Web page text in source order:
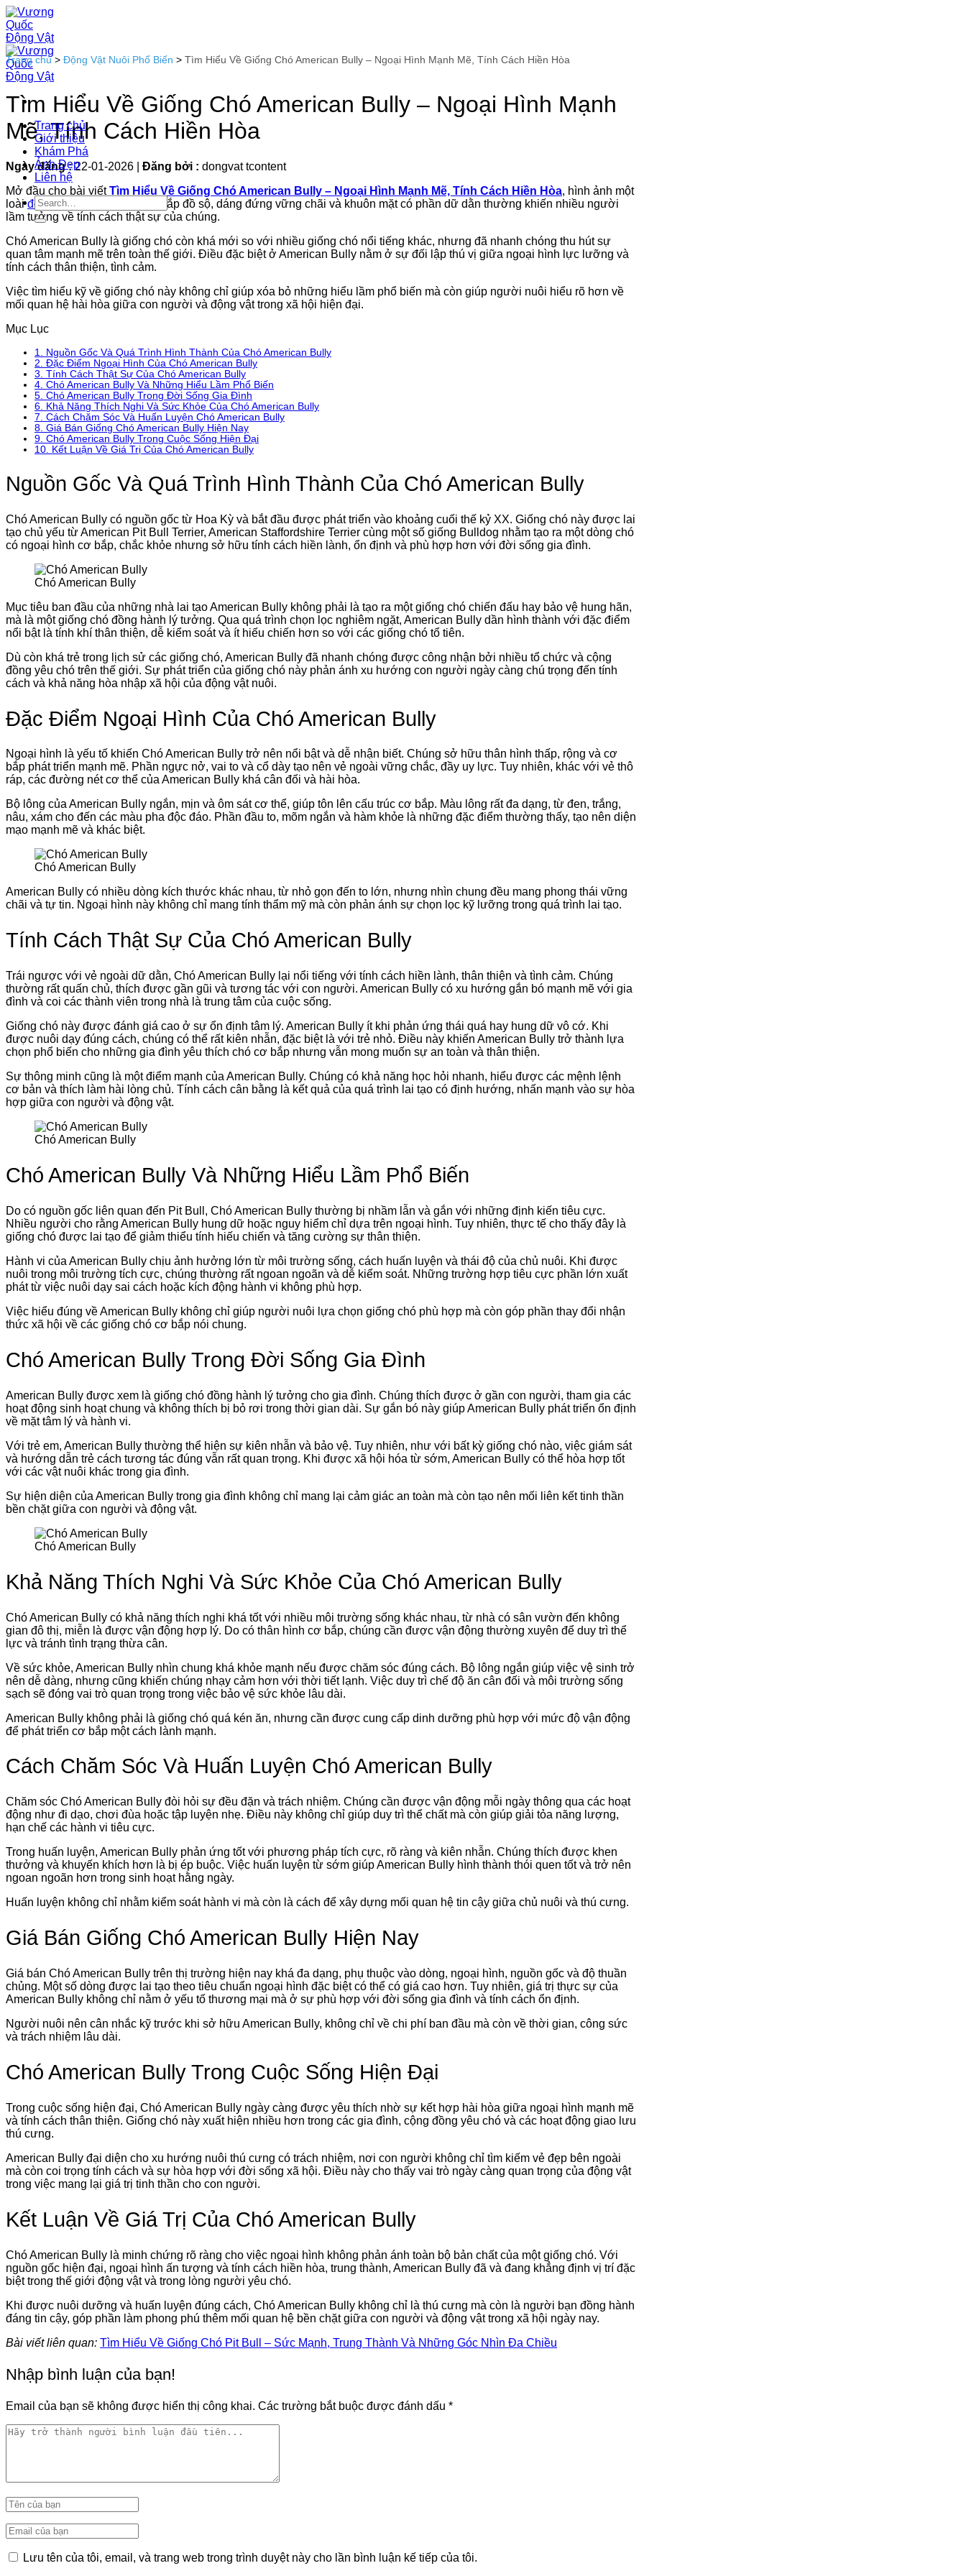
Bỏ
qua
nội
dung
Trang chủ
Giới thiệu
Khám Phá
Ảnh Đẹp
Liên hệ
Trang chủ> Động Vật Nuôi Phổ Biến > Tìm Hiểu Về Giống Chó American Bully – Ngoại Hình Mạnh Mẽ, Tính Cách Hiền Hòa
Tìm Hiểu Về Giống Chó American Bully – Ngoại Hình Mạnh
Mẽ, Tính Cách Hiền Hòa
Ngày đăng :22-01-2026 Đăng bởi : dongvat tcontent
Mở đầu cho bài viếtTìm Hiểu Về Giống Chó American Bully – Ngoại Hình Mạnh Mẽ, Tính Cách Hiền Hòa, hình ảnh một
loàiđộng vậtvới thân hình cơ bắp đồ sộ, dáng đứng vững chãi và khuôn mặt có phần dữ dằn thường khiến nhiều người
lầm tưởng về tính cách thật sự của chúng.
Chó American Bully là giống chó còn khá mới so với nhiều giống chó nổi tiếng khác, nhưng đã nhanh chóng thu hút sự
quan tâm mạnh mẽ trên toàn thế giới. Điều đặc biệt ở American Bully nằm ở sự đối lập thú vị giữa ngoại hình lực lưỡng và
tính cách thân thiện, tình cảm.
Việc tìm hiểu kỹ về giống chó này không chỉ giúp xóa bỏ những hiểu lầm phổ biến mà còn giúp người nuôi hiểu rõ hơn về
mối quan hệ hài hòa giữa con người và động vật trong xã hội hiện đại.
Mục Lục
1.
Nguồn Gốc Và Quá Trình Hình Thành Của Chó American Bully
2. Đặc Điểm Ngoại Hình Của Chó American Bully
3. Tính Cách Thật Sự Của Chó American Bully
4. Chó American Bully Và Những Hiểu Lầm Phổ Biến
5. Chó American Bully Trong Đời Sống Gia Đình
6.
Khả Năng Thích Nghi Và Sức Khỏe Của Chó American Bully
7. Cách Chăm Sóc Và Huấn Luyện Chó American Bully
8. Giá Bán Giống Chó American Bully Hiện Nay
9. Chó American Bully Trong Cuộc Sống Hiện Đại
10.
Kết Luận Về Giá Trị Của Chó American Bully
Nguồn Gốc Và Quá Trình Hình Thành Của Chó American Bully
Chó American Bully có nguồn gốc từ Hoa Kỳ và bắt đầu được phát triển vào khoảng cuối thế kỷ XX. Giống chó này được lai
tạo chủ yếu từ American Pit Bull Terrier, American Staffordshire Terrier cùng một số giống Bulldog nhằm tạo ra một dòng chó
có ngoại hình cơ bắp, chắc khỏe nhưng sở hữu tính cách hiền lành, ổn định và phù hợp hơn với đời sống gia đình.
Chó American Bully
Mục tiêu ban đầu của những nhà lai tạo American Bully không phải là tạo ra một giống chó chiến đấu hay bảo vệ hung hãn,
mà là một giống chó đồng hành lý tưởng. Qua quá trình chọn lọc nghiêm ngặt, American Bully dần hình thành với đặc điểm
nổi bật là tính khí thân thiện, dễ kiểm soát và ít hiếu chiến hơn so với các giống chó tổ tiên.
Dù còn khá trẻ trong lịch sử các giống chó, American Bully đã nhanh chóng được công nhận bởi nhiều tổ chức và cộng
đồng yêu chó trên thế giới. Sự phát triển của giống chó này phản ánh xu hướng con người ngày càng chú trọng đến tính
cách và khả năng hòa nhập xã hội của động vật nuôi.
Đặc Điểm Ngoại Hình Của Chó American Bully
Ngoại hình là yếu tố khiến Chó American Bully trở nên nổi bật và dễ nhận biết. Chúng sở hữu thân hình thấp, rộng và cơ
bắp phát triển mạnh mẽ. Phần ngực nở, vai to và cổ dày tạo nên vẻ ngoài vững chắc, đầy uy lực. Tuy nhiên, khác với vẻ thô
ráp, các đường nét cơ thể của American Bully khá cân đối và hài hòa.
Bộ lông của American Bully ngắn, mịn và ôm sát cơ thể, giúp tôn lên cấu trúc cơ bắp. Màu lông rất đa dạng, từ đen, trắng,
nâu, xám cho đến các màu pha độc đáo. Phần đầu to, mõm ngắn và hàm khỏe là những đặc điểm thường thấy, tạo nên diện
mạo mạnh mẽ và khác biệt.
Chó American Bully
American Bully có nhiều dòng kích thước khác nhau, từ nhỏ gọn đến to lớn, nhưng nhìn chung đều mang phong thái vững
chãi và tự tin. Ngoại hình này không chỉ mang tính thẩm mỹ mà còn phản ánh sự chọn lọc kỹ lưỡng trong quá trình lai tạo.
Tính Cách Thật Sự Của Chó American Bully
Trái ngược với vẻ ngoài dữ dằn, Chó American Bully lại nổi tiếng với tính cách hiền lành, thân thiện và tình cảm. Chúng
thường rất quấn chủ, thích được gần gũi và tương tác với con người. American Bully có xu hướng gắn bó mạnh mẽ với gia
đình và coi các thành viên trong nhà là trung tâm của cuộc sống.
Giống chó này được đánh giá cao ở sự ổn định tâm lý. American Bully ít khi phản ứng thái quá hay hung dữ vô cớ. Khi
được nuôi dạy đúng cách, chúng có thể rất kiên nhẫn, đặc biệt là với trẻ nhỏ. Điều này khiến American Bully trở thành lựa
chọn phổ biến cho những gia đình yêu thích chó cơ bắp nhưng vẫn mong muốn sự an toàn và thân thiện.
Sự thông minh cũng là một điểm mạnh của American Bully. Chúng có khả năng học hỏi nhanh, hiểu được các mệnh lệnh
cơ bản và thích làm hài lòng chủ. Tính cách cân bằng là kết quả của quá trình lai tạo có định hướng, nhấn mạnh vào sự hòa
hợp giữa con người và động vật.
Chó American Bully
Chó American Bully Và Những Hiểu Lầm Phổ Biến
Do có nguồn gốc liên quan đến Pit Bull, Chó American Bully thường bị nhầm lẫn và gắn với những định kiến tiêu cực.
Nhiều người cho rằng American Bully hung dữ hoặc nguy hiểm chỉ dựa trên ngoại hình. Tuy nhiên, thực tế cho thấy đây là
giống chó được lai tạo để giảm thiểu tính hiếu chiến và tăng cường sự thân thiện.
Hành vi của American Bully chịu ảnh hưởng lớn từ môi trường sống, cách huấn luyện và thái độ của chủ nuôi. Khi được
nuôi trong môi trường tích cực, chúng thường rất ngoan ngoãn và dễ kiểm soát. Những trường hợp tiêu cực phần lớn xuất
phát từ việc nuôi dạy sai cách hoặc kích động hành vi không phù hợp.
Việc hiểu đúng về American Bully không chỉ giúp người nuôi lựa chọn giống chó phù hợp mà còn góp phần thay đổi nhận
thức xã hội về các giống chó cơ bắp nói chung.
Chó American Bully Trong Đời Sống Gia Đình
American Bully được xem là giống chó đồng hành lý tưởng cho gia đình. Chúng thích được ở gần con người, tham gia các
hoạt động sinh hoạt chung và không thích bị bỏ rơi trong thời gian dài. Sự gắn bó này giúp American Bully phát triển ổn định
về mặt tâm lý và hành vi.
Với trẻ em, American Bully thường thể hiện sự kiên nhẫn và bảo vệ. Tuy nhiên, như với bất kỳ giống chó nào, việc giám sát
và hướng dẫn trẻ cách tương tác đúng vẫn rất quan trọng. Khi được xã hội hóa từ sớm, American Bully có thể hòa hợp tốt
với các vật nuôi khác trong gia đình.
Sự hiện diện của American Bully trong gia đình không chỉ mang lại cảm giác an toàn mà còn tạo nên mối liên kết tinh thần
bền chặt giữa con người và động vật.
Chó American Bully
Khả Năng Thích Nghi Và Sức Khỏe Của Chó American Bully
Chó American Bully có khả năng thích nghi khá tốt với nhiều môi trường sống khác nhau, từ nhà có sân vườn đến không
gian đô thị, miễn là được vận động hợp lý. Do có thân hình cơ bắp, chúng cần được vận động thường xuyên để duy trì thể
lực và tránh tình trạng thừa cân.
Về sức khỏe, American Bully nhìn chung khá khỏe mạnh nếu được chăm sóc đúng cách. Bộ lông ngắn giúp việc vệ sinh trở
nên dễ dàng, nhưng cũng khiến chúng nhạy cảm hơn với thời tiết lạnh. Việc duy trì chế độ ăn cân đối và môi trường sống
sạch sẽ đóng vai trò quan trọng trong việc bảo vệ sức khỏe lâu dài.
American Bully không phải là giống chó quá kén ăn, nhưng cần được cung cấp dinh dưỡng phù hợp với mức độ vận động
để phát triển cơ bắp một cách lành mạnh.
Cách Chăm Sóc Và Huấn Luyện Chó American Bully
Chăm sóc Chó American Bully đòi hỏi sự đều đặn và trách nhiệm. Chúng cần được vận động mỗi ngày thông qua các hoạt
động như đi dạo, chơi đùa hoặc tập luyện nhẹ. Điều này không chỉ giúp duy trì thể chất mà còn giúp giải tỏa năng lượng,
hạn chế các hành vi tiêu cực.
Trong huấn luyện, American Bully phản ứng tốt với phương pháp tích cực, rõ ràng và kiên nhẫn. Chúng thích được khen
thưởng và khuyến khích hơn là bị ép buộc. Việc huấn luyện từ sớm giúp American Bully hình thành thói quen tốt và trở nên
ngoan ngoãn hơn trong sinh hoạt hằng ngày.
Huấn luyện không chỉ nhằm kiểm soát hành vi mà còn là cách để xây dựng mối quan hệ tin cậy giữa chủ nuôi và thú cưng.
Giá Bán Giống Chó American Bully Hiện Nay
Giá bán Chó American Bully trên thị trường hiện nay khá đa dạng, phụ thuộc vào dòng, ngoại hình, nguồn gốc và độ thuần
chủng. Một số dòng được lai tạo theo tiêu chuẩn ngoại hình đặc biệt có thể có giá cao hơn. Tuy nhiên, giá trị thực sự của
American Bully không chỉ nằm ở yếu tố thương mại mà ở sự phù hợp với đời sống gia đình và tính cách ổn định.
Người nuôi nên cân nhắc kỹ trước khi sở hữu American Bully, không chỉ về chi phí ban đầu mà còn về thời gian, công sức
và trách nhiệm lâu dài.
Chó American Bully Trong Cuộc Sống Hiện Đại
Trong cuộc sống hiện đại, Chó American Bully ngày càng được yêu thích nhờ sự kết hợp hài hòa giữa ngoại hình mạnh mẽ
và tính cách thân thiện. Giống chó này xuất hiện nhiều hơn trong các gia đình, cộng đồng yêu chó và các hoạt động giao lưu
thú cưng.
American Bully đại diện cho xu hướng nuôi thú cưng có trách nhiệm, nơi con người không chỉ tìm kiếm vẻ đẹp bên ngoài
mà còn coi trọng tính cách và sự hòa hợp với đời sống xã hội. Điều này cho thấy vai trò ngày càng quan trọng của động vật
trong việc mang lại giá trị tinh thần cho con người.
Kết Luận Về Giá Trị Của Chó American Bully
Chó American Bully là minh chứng rõ ràng cho việc ngoại hình không phản ánh toàn bộ bản chất của một giống chó. Với
nguồn gốc hiện đại, ngoại hình ấn tượng và tính cách hiền hòa, trung thành, American Bully đã và đang khẳng định vị trí đặc
biệt trong thế giới động vật và trong lòng người yêu chó.
Khi được nuôi dưỡng và huấn luyện đúng cách, Chó American Bully không chỉ là thú cưng mà còn là người bạn đồng hành
đáng tin cậy, góp phần làm phong phú thêm mối quan hệ bền chặt giữa con người và động vật trong xã hội ngày nay.
Bài viết liên quan: Tìm Hiểu Về Giống Chó Pit Bull – Sức Mạnh, Trung Thành Và Những Góc Nhìn Đa Chiều
Nhập bình luận của bạn!
Email của bạn sẽ không được hiển thị công khai. Các trường bắt buộc được đánh dấu *
Lưu tên của tôi, email, và trang web trong trình duyệt này cho lần bình luận kế tiếp của tôi.